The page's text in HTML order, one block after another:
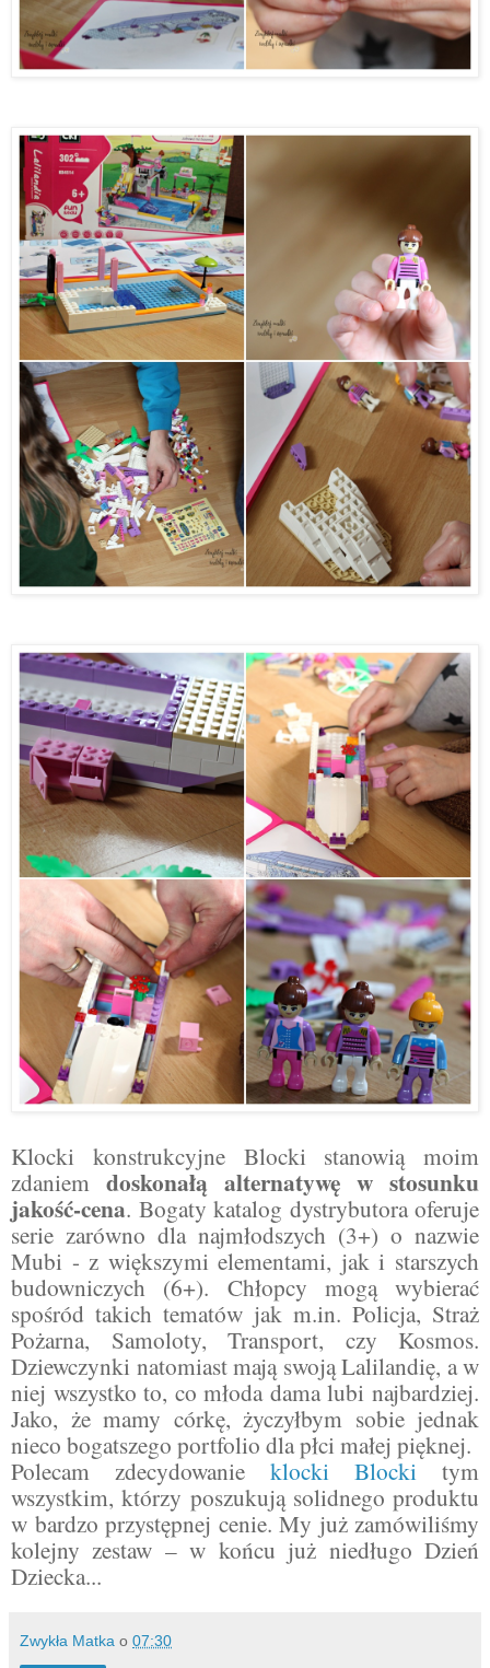
Klocki konstrukcyjne Blocki stanowią moim
zdaniem doskonałą alternatywę w stosunku
jakość-cena. Bogaty katalog dystrybutora oferuje
serie zarówno dla najmłodszych (3+) o nazwie
Mubi - z większymi elementami, jak i starszych
budowniczych (6+). Chłopcy mogą wybierać
spośród takich tematów jak m.in. Policja, Straż
Pożarna, Samoloty, Transport, czy Kosmos.
Dziewczynki natomiast mają swoją Lalilandię, a w
niej wszystko to, co młoda dama lubi najbardziej.
Jako, że mamy córkę, życzyłbym sobie jednak
nieco bogatszego portfolio dla płci małej pięknej.
Polecam zdecydowanie klocki Blockitym
wszystkim, którzy poszukują solidnego produktu
w bardzo przystępnej cenie. My już zamówiliśmy
kolejny zestaw – w końcu już niedługo Dzień
Dziecka...
Zwykła Matka o 07:30